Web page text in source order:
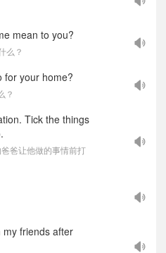
mean to you?
么？
for your home?
？
Tick the things
爸让他做的事情前打
friends after